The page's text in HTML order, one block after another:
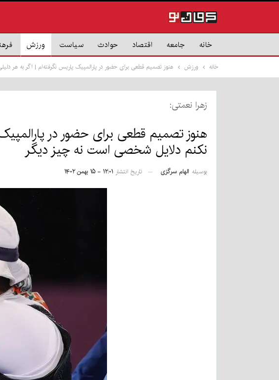
خانه جامعه اقتصاد حوادث سیاست ورزش
خانه ورزش هنوز تصمیم قطعی برای حضور در پارالمپیک پاریس نگرفته‌ام | اگر به هر
زهرا نعمتی:
هنوز تصمیم قطعی برای حضور در
نکنم دلایل شخصی است نه چیز دیگر
بوسیله الهام سرگزی تاریخ انتشار ۱۲:۰۱ - ۱۵ بهمن ۱۴۰۲